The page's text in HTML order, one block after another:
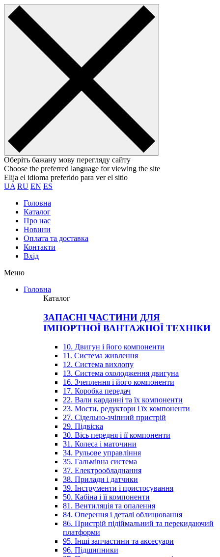
Оберіть бажану мову перегляду сайту
Choose the preferred language for viewing the site
Elija el idioma preferido para ver el sitio
UA RU EN ES
Головна
Каталог
Про нас
Новини
Оплата та доставка
Контакти
Вхiд
Меню
Головна
Каталог
ЗАПАСНІ ЧАСТИНИ ДЛЯ
ІМПОРТНОЇ ВАНТАЖНОЇ ТЕХНІКИ
10. Двигун і його компоненти
11. Система живлення
12. Система вихлопу
13. Система охолодження двигуна
16. Зчеплення і його компоненти
17. Коробка передач
22. Вали карданні та їх компоненти
23. Мости, редуктори і їх компоненти
27. Сідельно-зчіпний пристрій
29. Підвіска
30. Вісь передня і її компоненти
31. Колеса і маточини
34. Рульове управління
35. Гальмівна система
37. Електрообладнання
38. Прилади і датчики
39. Інструменти і пристосування
50. Кабіна і її компоненти
81. Вентиляція та опалення
84. Оперення і деталі облицювання
86. Пристрій підіймальний та перекидаючий
платформи
95. Інші запчастини та аксесуари
96. Підшипники